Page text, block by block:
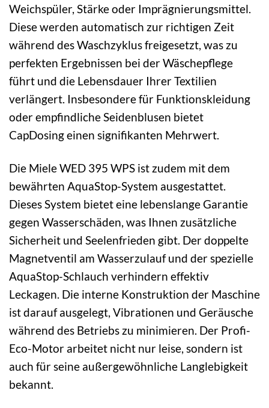
Weichspüler, Stärke oder Imprägnierungsmittel.
Diese werden automatisch zur richtigen Zeit
während des Waschzyklus freigesetzt, was zu
perfekten Ergebnissen bei der Wäschepflege
führt und die Lebensdauer Ihrer Textilien
verlängert. Insbesondere für Funktionskleidung
oder empfindliche Seidenblusen bietet
CapDosing einen signifikanten Mehrwert.
Die Miele WED 395 WPS ist zudem mit dem
bewährten AquaStop-System ausgestattet.
Dieses System bietet eine lebenslange Garantie
gegen Wasserschäden, was Ihnen zusätzliche
Sicherheit und Seelenfrieden gibt. Der doppelte
Magnetventil am Wasserzulauf und der spezielle
AquaStop-Schlauch verhindern effektiv
Leckagen. Die interne Konstruktion der Maschine
ist darauf ausgelegt, Vibrationen und Geräusche
während des Betriebs zu minimieren. Der Profi-
Eco-Motor arbeitet nicht nur leise, sondern ist
auch für seine außergewöhnliche Langlebigkeit
bekannt.